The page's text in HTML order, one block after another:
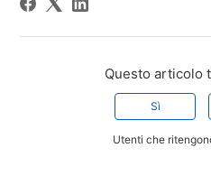
Questo articolo
Sì
Utenti che